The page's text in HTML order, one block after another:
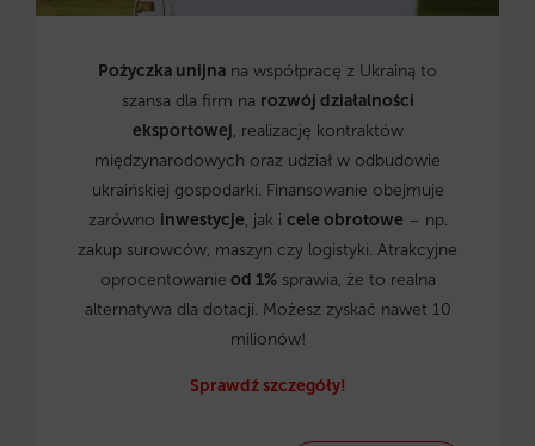
Pożyczka unijna na współpracę z Ukrainą to
szansa dla firm na rozwój działalności
eksportowej, realizację kontraktów
międzynarodowych oraz udział w odbudowie
ukraińskiej gospodarki. Finansowanie obejmuje
zarówno inwestycje, jak i cele obrotowe – np.
zakup surowców, maszyn czy logistyki. Atrakcyjne
oprocentowanie od 1%sprawia, że to realna
alternatywa dla dotacji. Możesz zyskać nawet 10
milionów!
Sprawdź szczegóły!